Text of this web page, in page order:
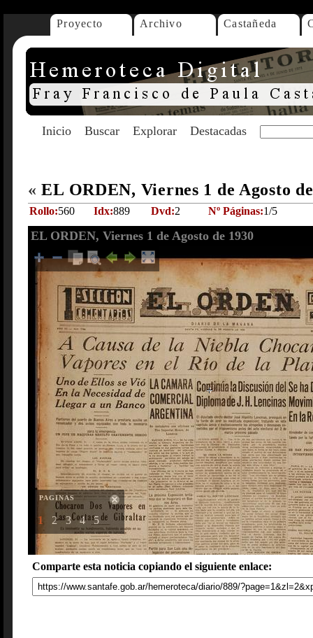
Proyecto Archivo Castañeda
Inicio Buscar Explorar Destacadas
« EL ORDEN, Viernes 1 de Agosto
Rollo:560 Idx:889 Dvd:2 Nº Páginas:1/5
EL ORDEN, Viernes 1 de Agosto de 1930
PAGINAS
1 2 3 4 5
Comparte esta noticia copiando el siguiente enlace: